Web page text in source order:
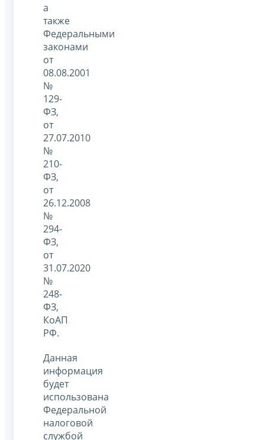
а
также
Федеральными
законами
от
08.08.2001
№
129-
ФЗ,
от
27.07.2010
№
210-
ФЗ,
от
26.12.2008
№
294-
ФЗ,
от
31.07.2020
№
248-
ФЗ,
КоАП
РФ.
Данная
информация
будет
использована
Федеральной
налоговой
службой